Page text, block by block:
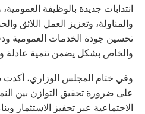
انتدابات جديدة بالوظيفة
والمناولة، وتعزيز العمل اللائق
تحسين جودة الخدمات العمومية
والخاص بشكل يضمن تنمية عادلة
وفي ختام المجلس الوزاري، أكدت
على ضرورة تحقيق التوازن بين
الاجتماعية عبر تحفيز الاستثمار